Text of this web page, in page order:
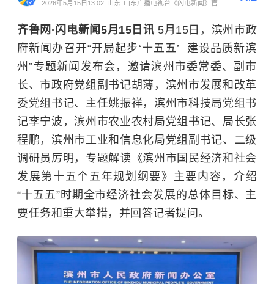
2026年5月15日13:02 山东 山东广播电视台《闪电新闻》官方
齐鲁网·闪电新闻5月15日讯 5月15日，滨州市政
府新闻办召开“开局起步‘十五五’ 建设品质新滨
州”专题新闻发布会，邀请滨州市委常委、副市
长、市政府党组副书记胡薄，滨州市发展和改革
委党组书记、主任姚振祥，滨州市科技局党组书
记李宁波，滨州市农业农村局党组书记、局长张
程鹏，滨州市工业和信息化局党组副书记、二级
调研员厉明，专题解读《滨州市国民经济和社会
发展第十五个五年规划纲要》主要内容，介绍
“十五五”时期全市经济社会发展的总体目标、主
要任务和重大举措，并回答记者提问。